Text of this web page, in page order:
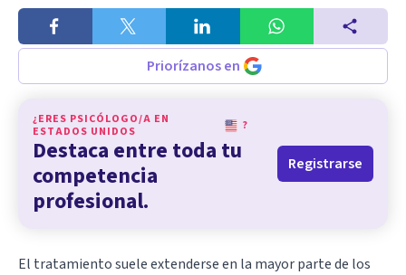
Priorízanos en
¿ERES PSICÓLOGO/A EN
ESTADOS UNIDOS
?
Destaca entre toda tu
competencia
profesional.
Registrarse
El tratamiento suele extenderse en la mayor parte de los